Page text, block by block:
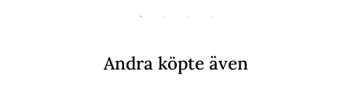
Andra köpte även